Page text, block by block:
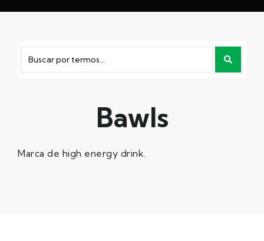
Bawls
Marca de high energy drink.